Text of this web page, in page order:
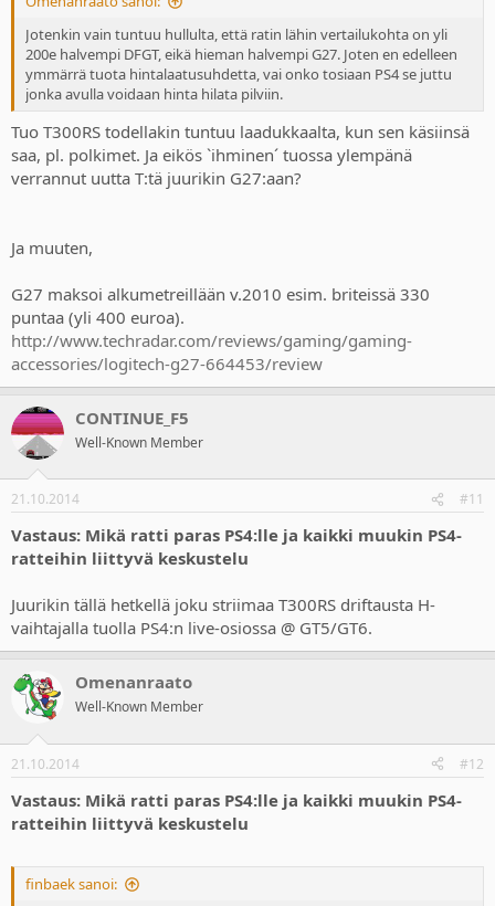
Jotenkin vain tuntuu hullulta, että ratin lähin vertailukohta on yli
200e halvempi DFGT, eikä hieman halvempi G27. Joten en edelleen
ymmärrä tuota hintalaatusuhdetta, vai onko tosiaan PS4 se juttu
jonka avulla voidaan hinta hilata pilviin.
Tuo T300RS todellakin tuntuu laadukkaalta, kun sen käsiinsä
saa, pl. polkimet. Ja eikös `ihminen´ tuossa ylempänä
verrannut uutta T:tä juurikin G27:aan?
Ja muuten,
G27 maksoi alkumetreillään v.2010 esim. briteissä 330
puntaa (yli 400 euroa).
http://www.techradar.com/reviews/gaming/gaming-
accessories/logitech-g27-664453/review
CONTINUE_F5
Well-Known Member
21.10.2014 #11
Vastaus: Mikä ratti paras PS4:lle ja kaikki muukin PS4-
ratteihin liittyvä keskustelu
Juurikin tällä hetkellä joku striimaa T300RS driftausta H-
vaihtajalla tuolla PS4:n live-osiossa @ GT5/GT6.
Omenanraato
Well-Known Member
21.10.2014 #12
Vastaus: Mikä ratti paras PS4:lle ja kaikki muukin PS4-
ratteihin liittyvä keskustelu
finbaek sanoi: